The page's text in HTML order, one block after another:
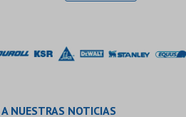
NUESTRAS NOTICIAS